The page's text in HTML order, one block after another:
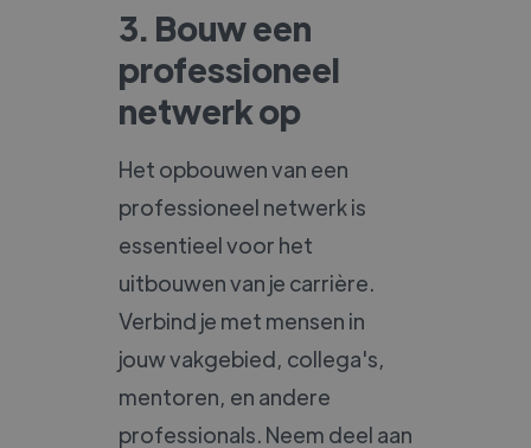
3. Bouw een
professioneel
netwerk op
Het opbouwen van een
professioneel netwerk is
essentieel voor het
uitbouwen van je carrière.
Verbind je met mensen in
jouw vakgebied, collega's,
mentoren, en andere
professionals. Neem deel aan